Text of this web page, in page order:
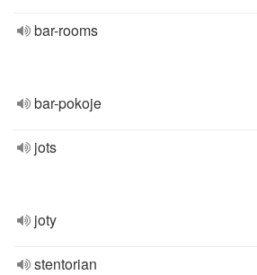
bar-rooms
bar-pokoje
jots
joty
stentorian